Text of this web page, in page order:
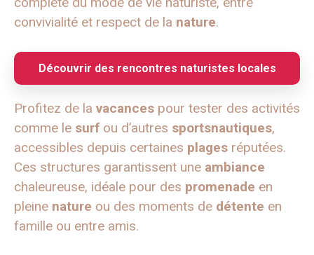
convivialité et respect de la nature.
Découvrir des rencontres naturistes locales
Profitez de la vacances pour tester des activités
comme le surf ou d’autres sportsnautiques,
accessibles depuis certaines plages réputées.
Ces structures garantissent une ambiance
chaleureuse, idéale pour des promenade en
pleine nature ou des moments de détente en
famille ou entre amis.